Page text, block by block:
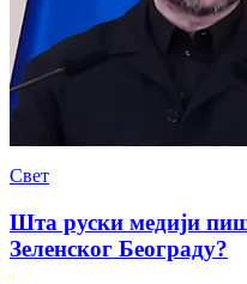
Свет
Шта руски медији
Зеленског Београду?